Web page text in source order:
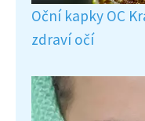
Oční kapky OC
zdraví očí